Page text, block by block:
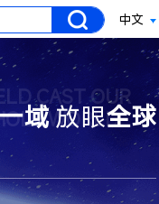
中文
CAST OUR
WORLD
域放眼全球